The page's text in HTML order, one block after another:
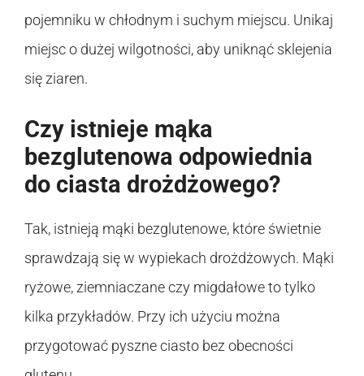
pojemniku w chłodnym i suchym miejscu. Unikaj
miejsc o dużej wilgotności, aby uniknąć sklejenia
się ziaren.
Czy istnieje mąka
bezglutenowa odpowiednia
do ciasta drożdżowego?
Tak, istnieją mąki bezglutenowe, które świetnie
sprawdzają się w wypiekach drożdżowych. Mąki
ryżowe, ziemniaczane czy migdałowe to tylko
kilka przykładów. Przy ich użyciu można
przygotować pyszne ciasto bez obecności